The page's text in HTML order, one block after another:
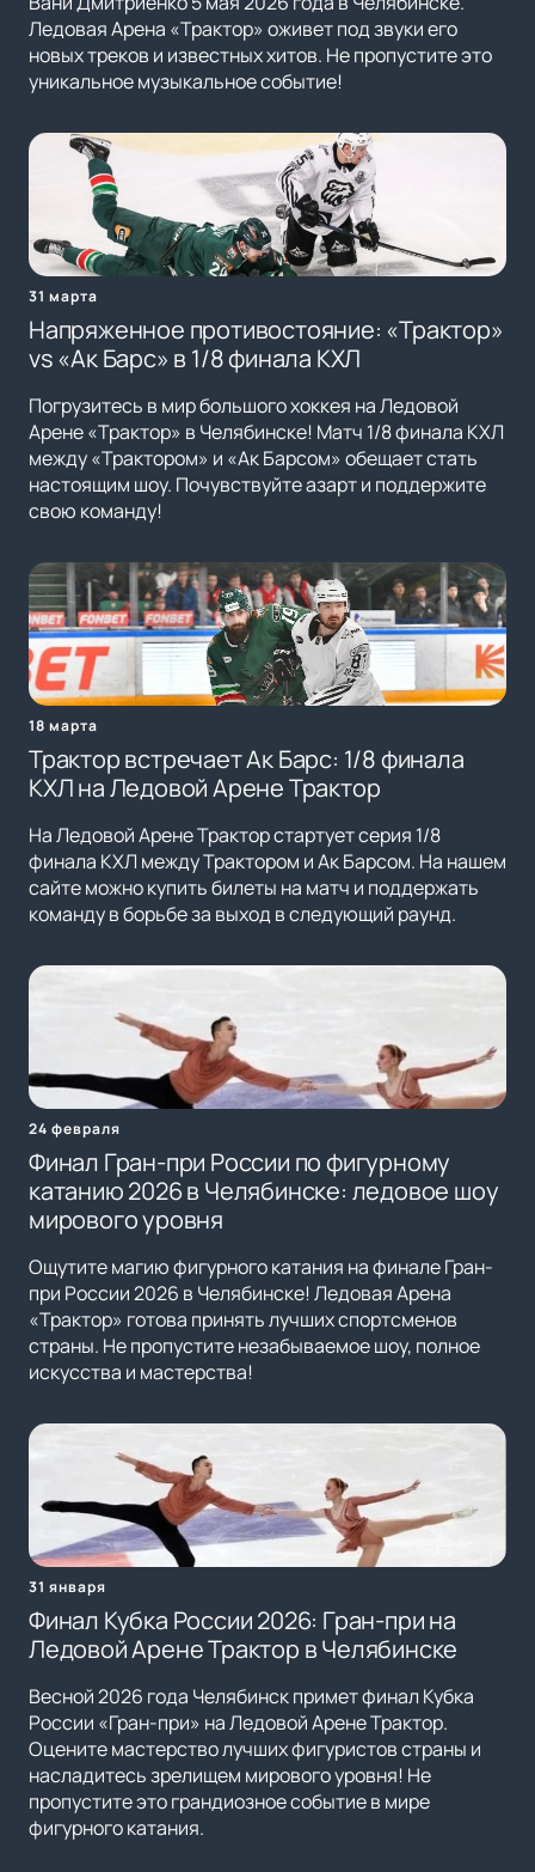
Ледовая Арена «Трактор» оживет под звуки его
новых треков и известных хитов. Не пропустите это
уникальное музыкальное событие!
31 марта
Напряженное противостояние: «Трактор»
vs «Ак Барс» в 1/8 финала КХЛ
Погрузитесь в мир большого хоккея на Ледовой
Арене «Трактор» в Челябинске! Матч 1/8 финала КХЛ
между «Трактором» и «Ак Барсом» обещает стать
настоящим шоу. Почувствуйте азарт и поддержите
свою команду!
18 марта
Трактор встречает Ак Барс: 1/8 финала
КХЛ на Ледовой Арене Трактор
На Ледовой Арене Трактор стартует серия 1/8
финала КХЛ между Трактором и Ак Барсом. На нашем
сайте можно купить билеты на матч и поддержать
команду в борьбе за выход в следующий раунд.
24 февраля
Финал Гран-при России по фигурному
катанию 2026 в Челябинске: ледовое шоу
мирового уровня
Ощутите магию фигурного катания на финале Гран-
при России 2026 в Челябинске! Ледовая Арена
«Трактор» готова принять лучших спортсменов
страны. Не пропустите незабываемое шоу, полное
искусства и мастерства!
31 января
Финал Кубка России 2026: Гран-при на
Ледовой Арене Трактор в Челябинске
Весной 2026 года Челябинск примет финал Кубка
России «Гран-при» на Ледовой Арене Трактор.
Оцените мастерство лучших фигуристов страны и
насладитесь зрелищем мирового уровня! Не
пропустите это грандиозное событие в мире
фигурного катания.